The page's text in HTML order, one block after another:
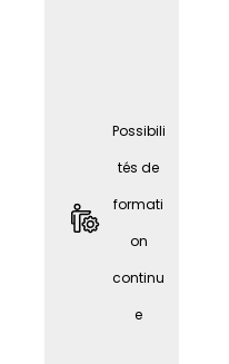
Locatio
n de
vélos
JobRa
Possibili
tés de
formati
on
continu
e